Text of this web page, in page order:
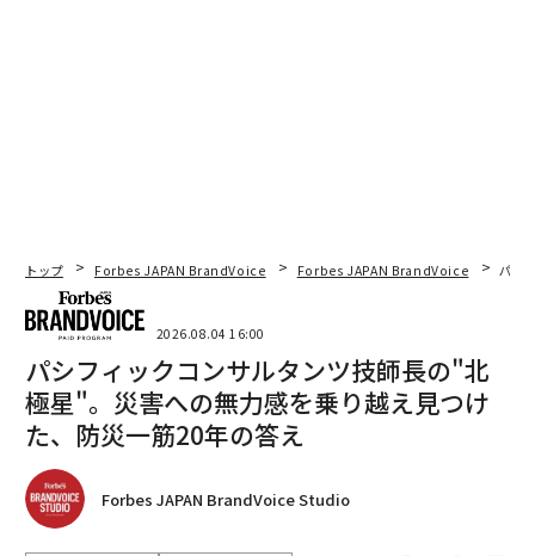
トップ Forbes JAPAN BrandVoice Forbes JAPAN BrandVoice パシ
2026.08.04 16:00
パシフィックコンサルタンツ技師長の"北
極星"。災害への無力感を乗り越え見つけ
た、防災一筋20年の答え
Forbes JAPAN BrandVoice Studio